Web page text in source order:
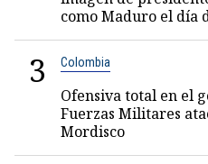
como Maduro el día
3 Colombia
Ofensiva total en el
Fuerzas Militares
Mordisco